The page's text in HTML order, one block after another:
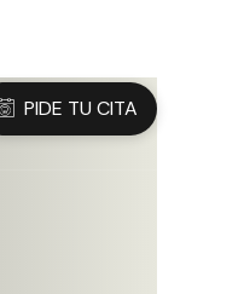
PIDE TU CITA